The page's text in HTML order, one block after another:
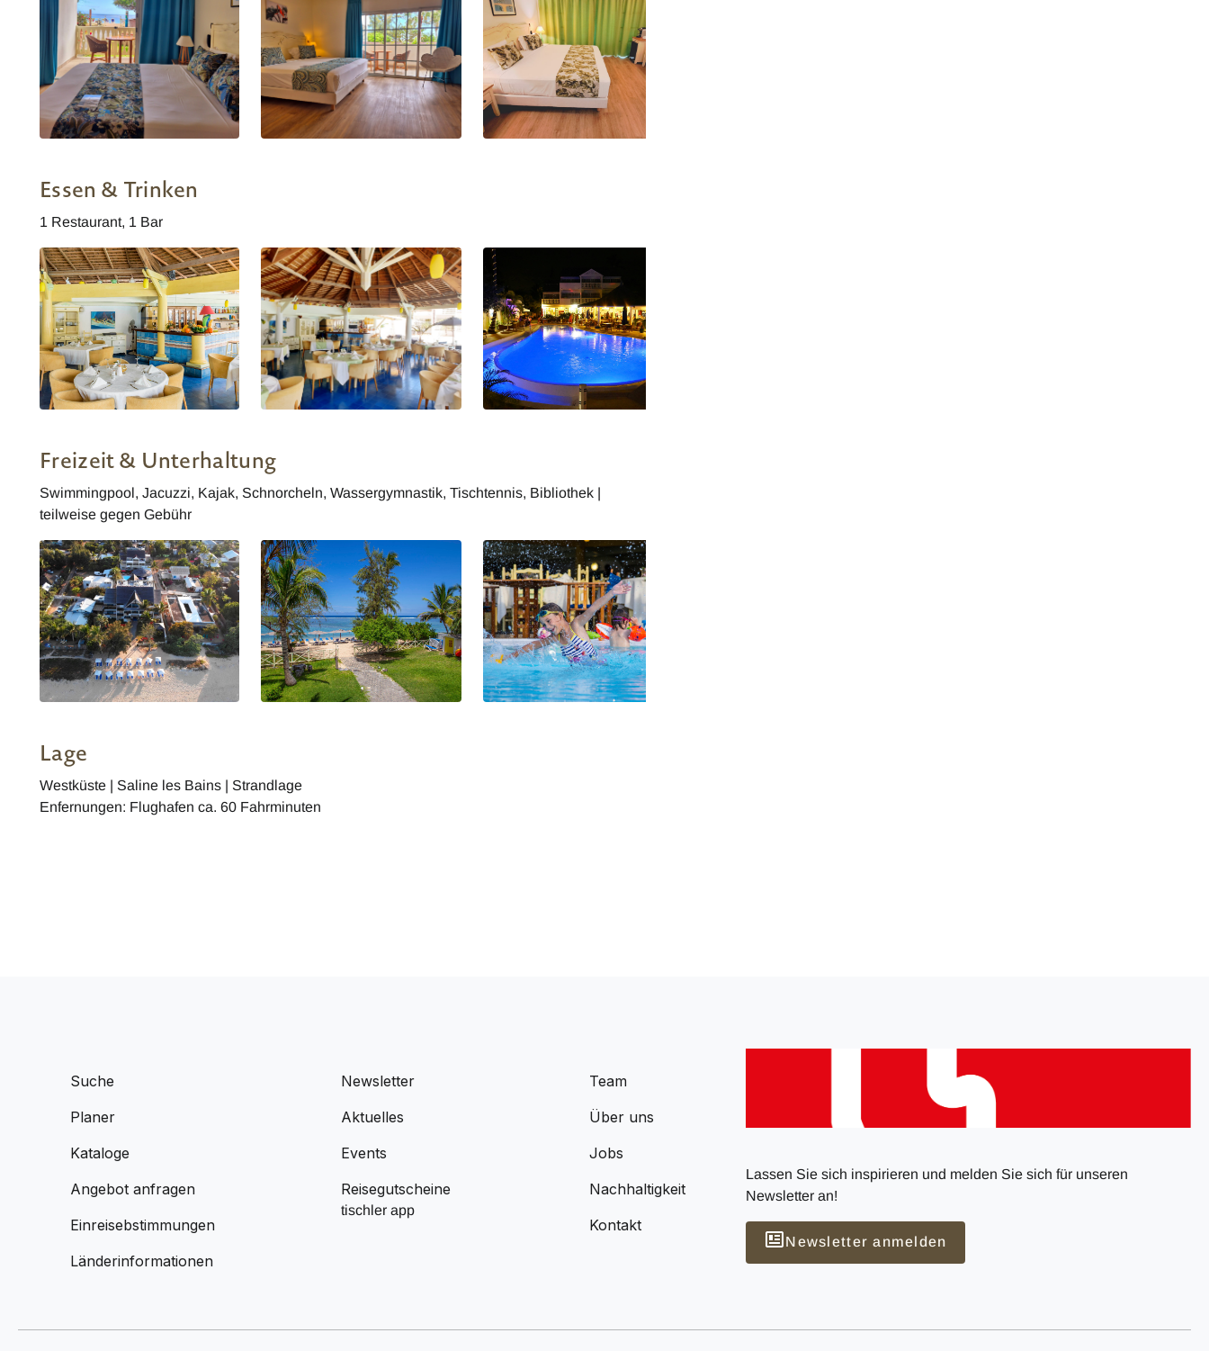
Essen & Trinken
1 Restaurant, 1 Bar
Freizeit & Unterhaltung
Swimmingpool, Jacuzzi, Kajak, Schnorcheln, Wassergymnastik, Tischtennis, Bibliothek |
teilweise gegen Gebühr
Lage
Westküste | Saline les Bains | Strandlage
Enfernungen: Flughafen ca. 60 Fahrminuten
Suche
Planer
Kataloge
Angebot anfragen
Einreisebstimmungen
Länderinformationen
Newsletter
Aktuelles
Events
Reisegutscheine
tischler app
Team
Über uns
Jobs
Nachhaltigkeit
Kontakt
Lassen Sie sich inspirieren und melden Sie sich für unseren
Newsletter an!
Newsletter anmelden